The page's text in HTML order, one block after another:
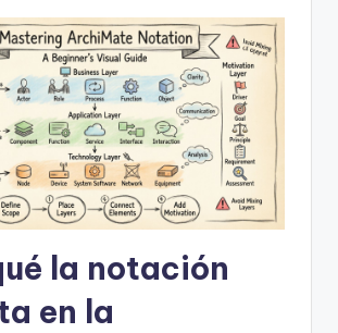
la notación
en la